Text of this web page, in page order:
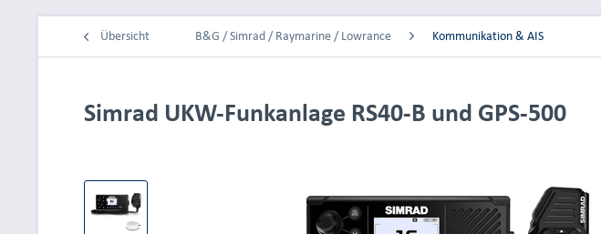
Übersicht B&G / Simrad / Raymarine / Lowrance Kommunikation & AIS
Simrad UKW-Funkanlage RS40-B und GPS-500